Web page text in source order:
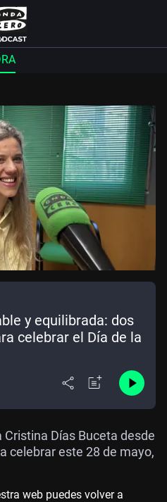
y equilibrada: dos
celebrar el Día de la
Días Buceta desde
celebrar este 28 de mayo,
web puedes volver a